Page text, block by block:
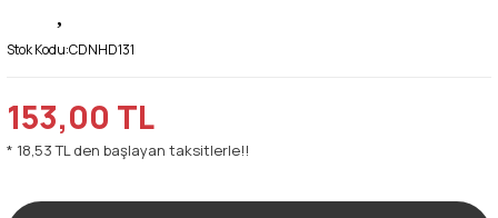
Stok Kodu:CDNHD131
153,00 TL
* 18,53 TL den başlayan taksitlerle!!